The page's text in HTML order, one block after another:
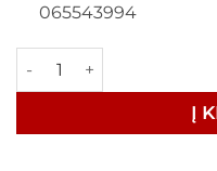
065543994
produkto kiekis: Sofa
Į